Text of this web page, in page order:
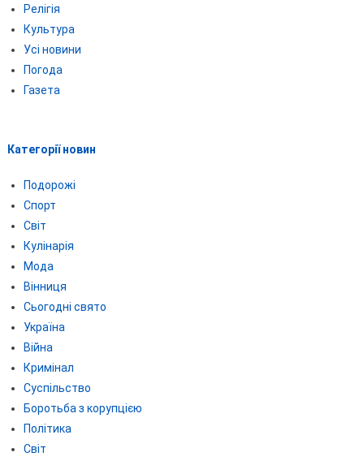
Релігія
Культура
Усі новини
Погода
Газета
Категорії новин
Подорожі
Спорт
Світ
Кулінарія
Мода
Вінниця
Сьогодні свято
Україна
Війна
Кримінал
Суспільство
Боротьба з корупцією
Політика
Світ